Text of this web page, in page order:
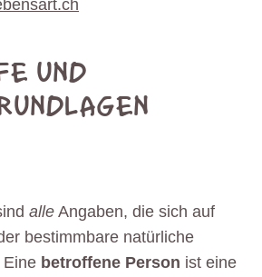
UND
alle Angaben, die sich auf
bestimmbare natürliche
Eine betroffene Person ist eine